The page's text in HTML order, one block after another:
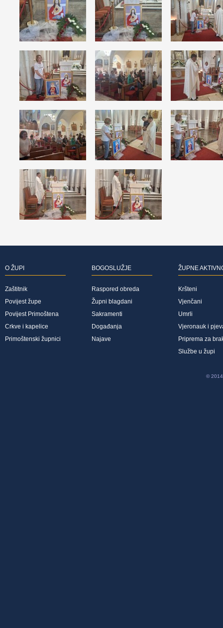
O ŽUPI
Zaštitnik
Povijest župe
Povijest Primoštena
Crkve i kapelice
Primoštenski župnici
BOGOSLUŽJE
Raspored obreda
Župni blagdani
Sakramenti
Događanja
Najave
ŽUPNE
Kršteni
Vjenčani
Umrli
Vjeronauk i
Priprema za
Službe u župi
© 2014